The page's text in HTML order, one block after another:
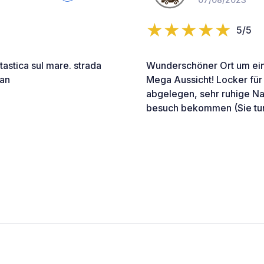
sul mare. strada
5/5
Wunderschöner Ort um
Mega Aussicht! Locker
abgelegen, sehr ruhige
besuch bekommen (Sie